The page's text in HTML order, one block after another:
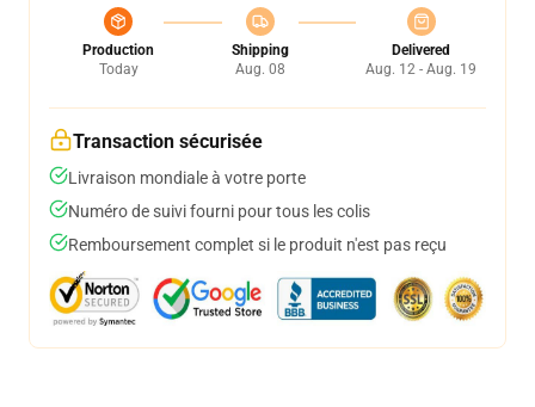
Production
Today
Shipping
Aug. 08
Delivered
Aug. 12 - Aug. 19
Transaction sécurisée
Livraison mondiale à votre porte
Numéro de suivi fourni pour tous les colis
Remboursement complet si le produit n'est pas reçu